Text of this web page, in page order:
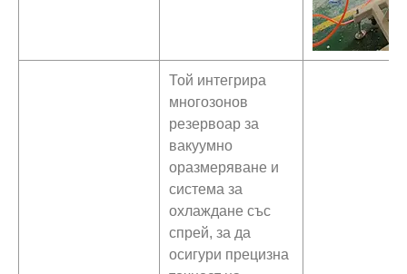
Той интегрира
многозонов
резервоар за
вакуумно
оразмеряване и
система за
охлаждане със
спрей, за да
осигури прецизна